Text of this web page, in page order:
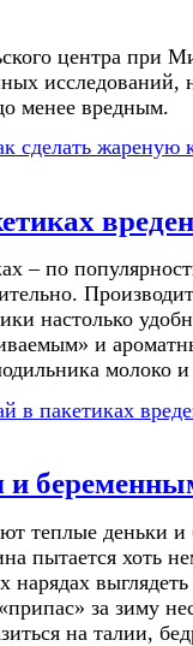
центра при
менее вредным.
сделать жареную
– по
настолько
и
молоко
в пакетиках
теплые деньки
пытается хоть
нарядах
за зиму
на талии,